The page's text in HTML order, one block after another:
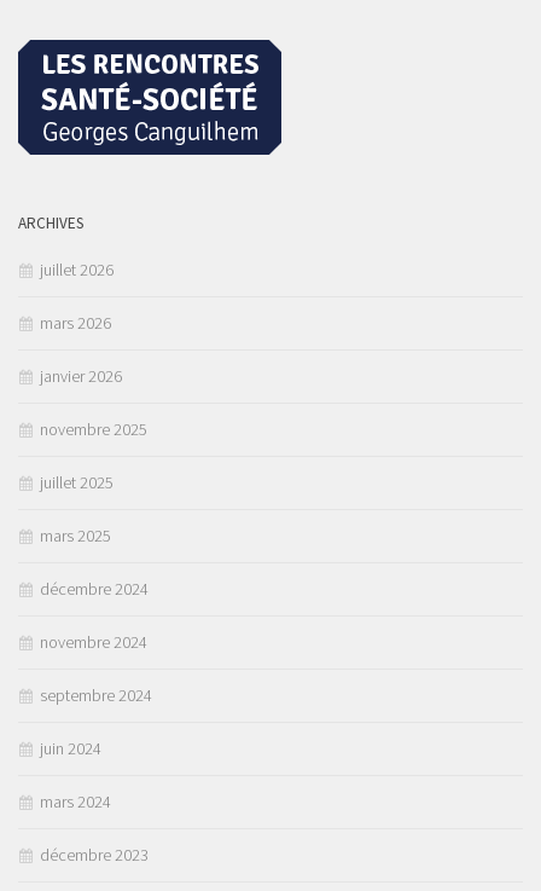
ARCHIVES
juillet 2026
mars 2026
janvier 2026
novembre 2025
juillet 2025
mars 2025
décembre 2024
novembre 2024
septembre 2024
juin 2024
mars 2024
décembre 2023